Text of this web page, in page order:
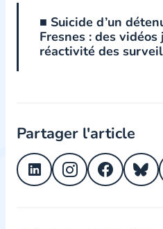
■ Suicide d’un
Fresnes : des
réactivité des
Partager l'article